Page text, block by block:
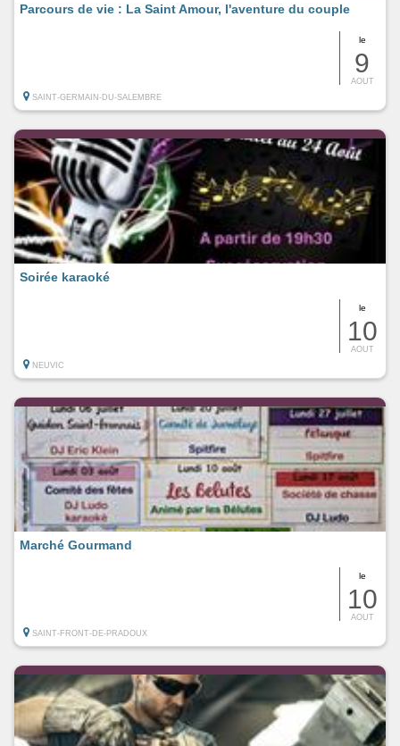
le
9
AOUT
Parcours de vie : La Saint Amour, l'aventure du couple
SAINT-GERMAIN-DU-SALEMBRE
le
10
AOUT
Soirée karaoké
NEUVIC
le
10
AOUT
Marché Gourmand
SAINT-FRONT-DE-PRADOUX